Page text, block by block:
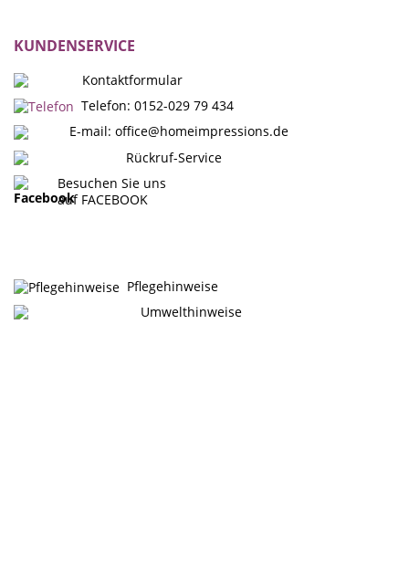
KUNDENSERVICE
Kontaktformular
Telefon: 0152-029 79 434
E-mail: office@homeimpressions.de
Rückruf-Service
Besuchen Sie uns
auf FACEBOOK
Pflegehinweise
Umwelthinweise